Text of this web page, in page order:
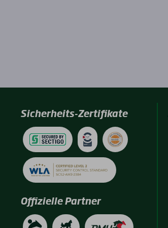
Sicherheits-Zertifikate
Offizielle Partner